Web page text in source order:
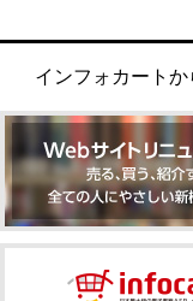
インフォカート